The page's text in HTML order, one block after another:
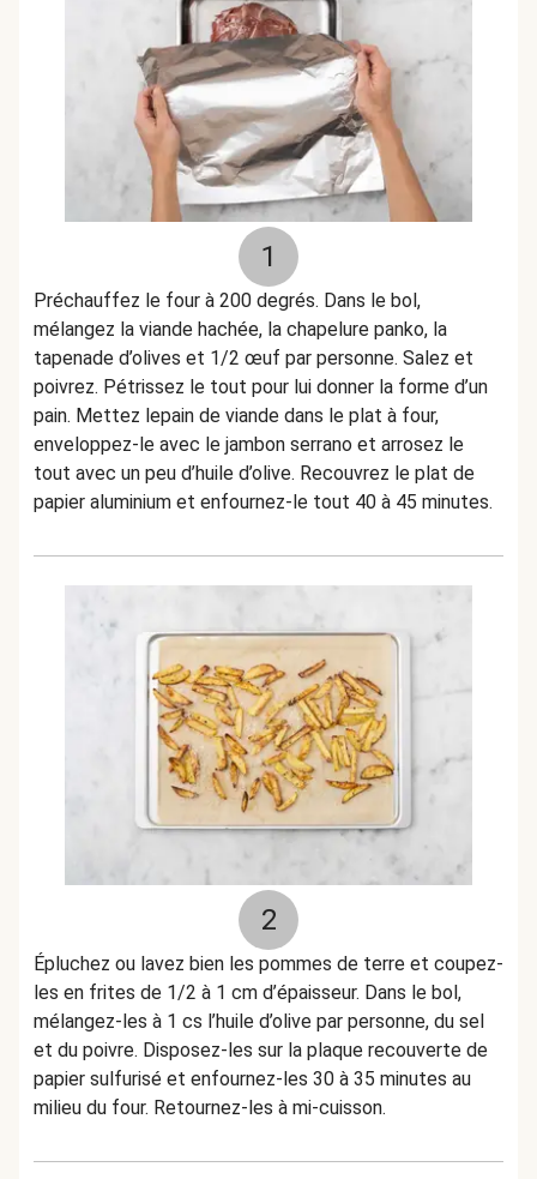
1
Préchauffez le four à 200 degrés. Dans le bol,
mélangez la viande hachée, la chapelure panko, la
tapenade d’olives et 1/2 œuf par personne. Salez et
poivrez. Pétrissez le tout pour lui donner la forme d’un
pain. Mettez lepain de viande dans le plat à four,
enveloppez-le avec le jambon serrano et arrosez le
tout avec un peu d’huile d’olive. Recouvrez le plat de
papier aluminium et enfournez-le tout 40 à 45 minutes.
2
Épluchez ou lavez bien les pommes de terre et coupez-
les en frites de 1/2 à 1 cm d’épaisseur. Dans le bol,
mélangez-les à 1 cs l’huile d’olive par personne, du sel
et du poivre. Disposez-les sur la plaque recouverte de
papier sulfurisé et enfournez-les 30 à 35 minutes au
milieu du four. Retournez-les à mi-cuisson.